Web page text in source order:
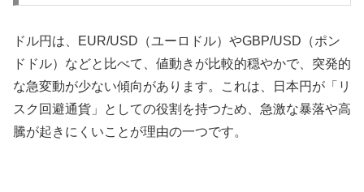
ドル円は、 EUR/USD （ユーロドル）やGBP/USD （ポン
ドドル）などと比べて、値動きが比較的穏やかで、突発的
な急変動が少ない傾向があります。これは、日本円が「リ
スク回避通貨」としての役割を持つため、急激な暴落や高
騰が起きにくいことが理由の一つです。